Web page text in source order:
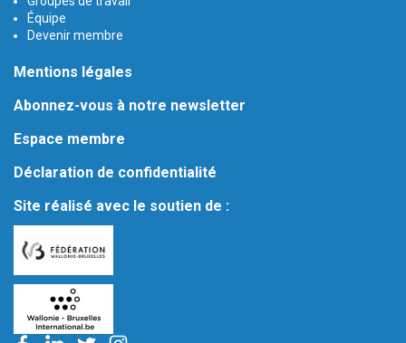
Équipe
Devenir membre
Mentions légales
Abonnez-vous à notre newsletter
Espace membre
Déclaration de confidentialité
Site réalisé avec le soutien de :